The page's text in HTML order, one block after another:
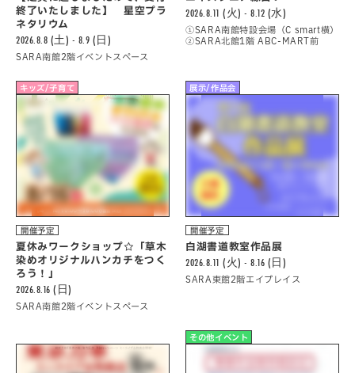
終了いたしました】 星空プラ
ネタリウム
2026.8.8 (土) - 8.9 (日)
SARA南館2階イベントスペース
2026.8.11 (火) - 8.12 (水)
①SARA南館特設会場（C smart横）
②SARA北館1階 ABC-MART前
キッズ/子育て
開催予定
夏休みワークショップ☆「草木
染めオリジナルハンカチをつく
ろう！」
2026.8.16 (日)
SARA南館2階イベントスペース
展示/作品会
開催予定
白湖書道教室作品展
2026.8.11 (火) - 8.16 (日)
SARA東館2階エイプレイス
その他イベント